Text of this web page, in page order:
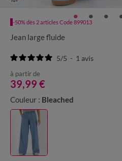
-50% dès 2 articles Code 899013
Jean large fluide
5/5 - 1 avis
à partir de
39,99 €
Couleur : Bleached